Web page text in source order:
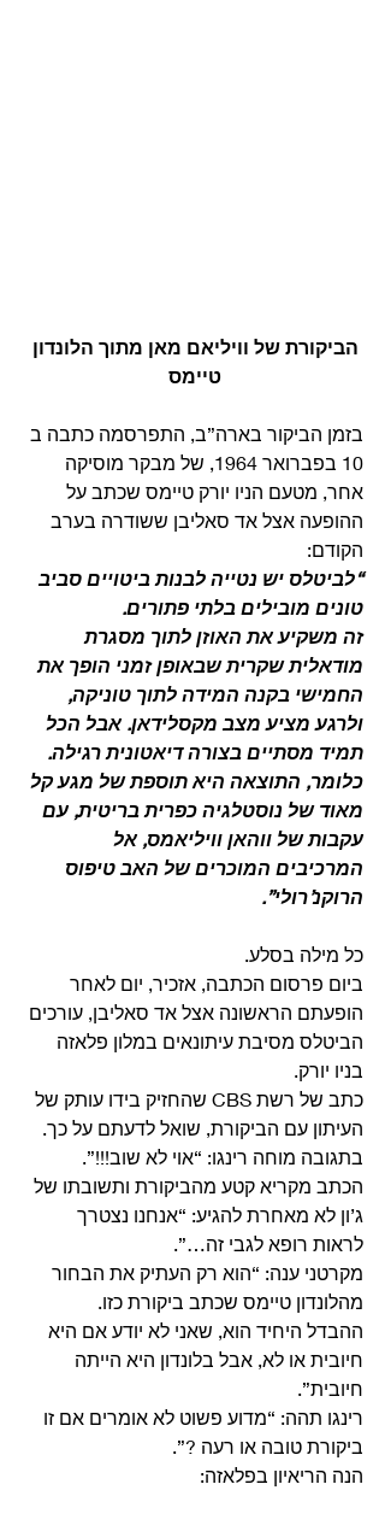
הביקורת של וויליאם מאן מתוך הלונדון
טיימס
בזמן הביקור בארה”ב, התפרסמה כתבה ב
10 בפברואר 1964, של מבקר מוסיקה
אחר, מטעם הניו יורק טיימס שכתב על
ההופעה אצל אד סאליבן ששודרה בערב
הקודם:
“לביטלס יש נטייה לבנות ביטויים סביב
טונים מובילים בלתי פתורים.
זה משקיע את האוזן לתוך מסגרת
מודאלית שקרית שבאופן זמני הופך את
החמישי בקנה המידה לתוך טוניקה,
ולרגע מציע מצב מקסלידאן. אבל הכל
תמיד מסתיים בצורה דיאטונית רגילה.
כלומר, התוצאה היא תוספת של מגע קל
מאוד של נוסטלגיה כפרית בריטית, עם
עקבות של ווהאן וויליאמס, אל
המרכיבים המוכרים של האב טיפוס
הרוקנ’רולי”.
כל מילה בסלע.
ביום פרסום הכתבה, אזכיר, יום לאחר
הופעתם הראשונה אצל אד סאליבן, עורכים
הביטלס מסיבת עיתונאים במלון פלאזה
בניו יורק.
כתב של רשת CBS שהחזיק בידו עותק של
העיתון עם הביקורת, שואל לדעתם על כך.
בתגובה מוחה רינגו: “אוי לא שוב!!!”.
הכתב מקריא קטע מהביקורת ותשובתו של
ג’ון לא מאחרת להגיע: “אנחנו נצטרך
לראות רופא לגבי זה…”.
מקרטני ענה: “הוא רק העתיק את הבחור
מהלונדון טיימס שכתב ביקורת כזו.
ההבדל היחיד הוא, שאני לא יודע אם היא
חיובית או לא, אבל בלונדון היא הייתה
חיובית”.
רינגו תהה: “מדוע פשוט לא אומרים אם זו
ביקורת טובה או רעה ?”.
הנה הריאיון בפלאזה: